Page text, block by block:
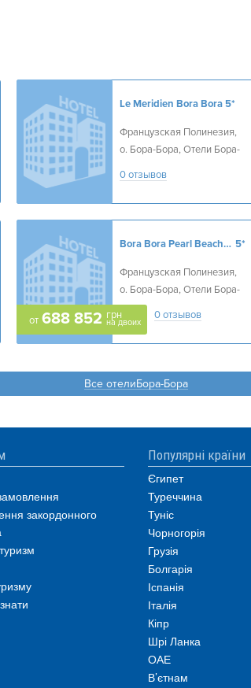
Le Meridien Bora Bora5*
Французская Полинезия,
о. Бора-Бора, Отели Бора-
0 отзывов
от 688 852 грн
на двоих
Bora Bora Pearl Beach Resort & Spa 5*
Французская Полинезия,
о. Бора-Бора, Отели Бора-
Бора
0 отзывов
Все отелиБора-Бора
закордонного
Популярні країни
Єгипет
Туреччина
Туніс
Чорногорія
Грузія
Болгарія
Іспанія
Італія
Кіпр
Шрі Ланка
ОАЕ
В’єтнам